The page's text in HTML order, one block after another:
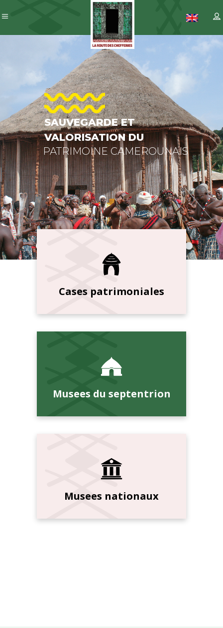
ET
DU
Cases patrimoniales
Musees du septentrion
Musees nationaux